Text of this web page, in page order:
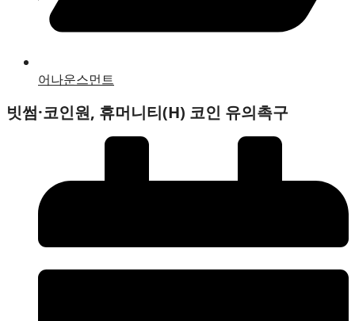
어나운스먼트
빗썸·코인원, 휴머니티(H) 코인 유의촉구